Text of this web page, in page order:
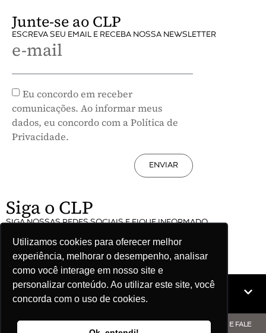
Utilizamos cookies para oferecer melhor
experiência, melhorar o desempenho, analisar
como você interage em nosso site e
personalizar conteúdo. Ao utilizar este site, você
concorda com o uso de cookies.
Junte-se ao CLP
ESCREVA SEU EMAIL E RECEBA NOSSA NEWSLETTER
e-mail
Eu concordo em receber
comunicações. Ao informar meus
dados, eu concordo com a Política de
Privacidade.
ENVIAR
Siga o CLP
SIGA NOSSAS REDES SOCIAIS E FIQUE INFORMADO
Mapa do site
© COPYRIGHT CLP - CNPJ: 09.512.143/0001-57 - CLIQUE AQUI E FALE